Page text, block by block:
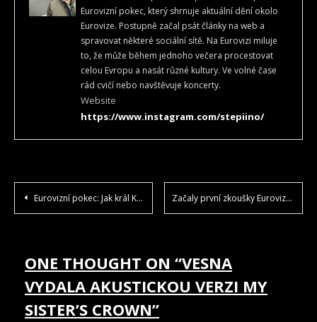
Eurovizní pokec, který shrnuje aktuální dění okolo
Eurovize. Postupně začal psát články na web a
spravovat některé sociální sítě. Na Eurovizi miluje
to, že může během jednoho večera procestovat
celou Evropu a nasát různé kultury. Ve volné čase
rád cvičí nebo navštěvuje koncerty.
Website
https://www.instagram.com/stepiino/
NAVIGACE
PŘÍSPĚVEK
Eurovizní pokec: Jak král Karel III. odstartoval v Liverpoolu letošní eurovizní maraton. Začaly první zkoušky Eurovize 2023 v Liverpoolu
ONE THOUGHT ON “VESNA
VYDALA AKUSTICKOU VERZI MY
SISTER’S CROWN”